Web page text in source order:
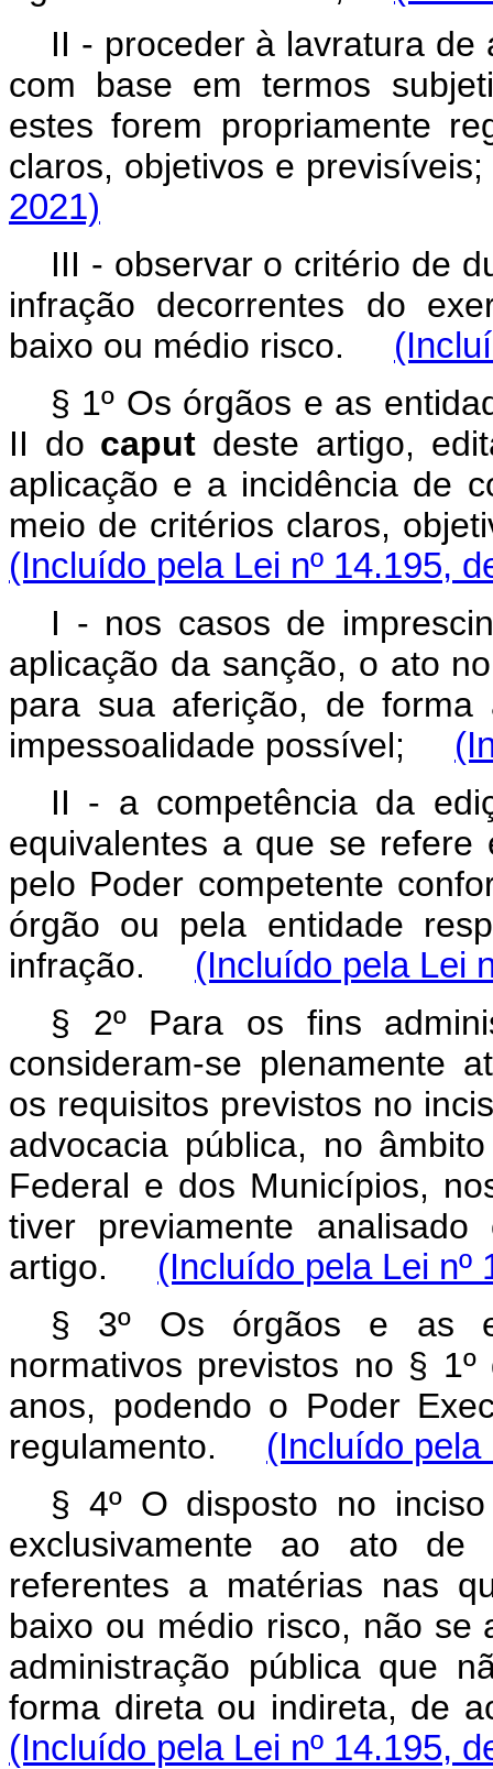
II - proceder à lavratura
com base em termos
estes forem propriamente
claros, objetivos e
2021)
III - observar o critério de
infração decorrentes do
baixo ou médio risco.
§ 1º Os órgãos e as
II do caput deste artigo,
aplicação e a incidência de
meio de critérios claros,
(Incluído pela Lei nº 14.195,
I - nos casos de
aplicação da sanção, o ato
para sua aferição, de
impessoalidade possível;
II - a competência da
equivalentes a que se refere
pelo Poder competente
órgão ou pela entidade
infração. (Incluído pela Lei
§ 2º Para os fins
consideram-se plenamente
os requisitos previstos no
advocacia pública, no
Federal e dos Municípios,
tiver previamente
artigo. (Incluído pela Lei nº
§ 3º Os órgãos e as
normativos previstos no §
anos, podendo o Poder
regulamento. (Incluído pela
§ 4º O disposto no
exclusivamente ao ato de
referentes a matérias nas
baixo ou médio risco, não se
administração pública que
forma direta ou indireta, de
(Incluído pela Lei nº 14.195,